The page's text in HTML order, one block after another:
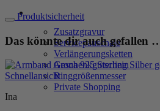
SERVICE
Zusatzgravur
Servicepauschale
Verlängerungsketten
Geschenkgutschein
Ringgrößenmesser
Private Shopping
Produktsicherheit
Das könnte dir auch gefallen
Schnellansicht
Ina